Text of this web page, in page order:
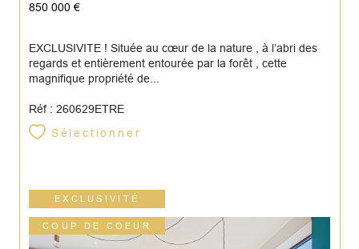
850 000 €
EXCLUSIVITE ! Située au cœur de la nature , à l’abri des
regards et entièrement entourée par la forêt , cette
magnifique propriété de...
Réf : 260629ETRE
Sélectionner
EXCLUSIVITÉ
COUP DE COEUR